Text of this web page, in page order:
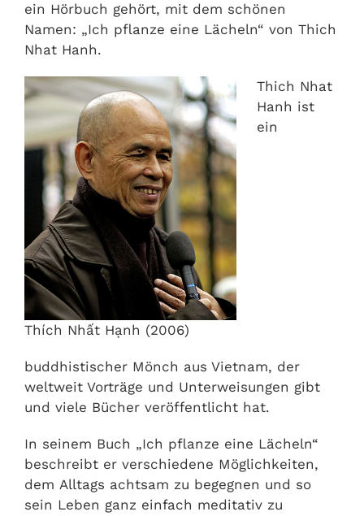
Jetzt buchen
ein Hörbuch gehört, mit dem schönen
Namen: „Ich pflanze eine Lächeln“ von Thich
Nhat Hanh.
Thích Nhất Hạnh (2006)
Thich Nhat
Hanh ist
ein
buddhistischer Mönch aus Vietnam, der
weltweit Vorträge und Unterweisungen gibt
und viele Bücher veröffentlicht hat.
In seinem Buch „Ich pflanze eine Lächeln“
beschreibt er verschiedene Möglichkeiten,
dem Alltags achtsam zu begegnen und so
sein Leben ganz einfach meditativ zu